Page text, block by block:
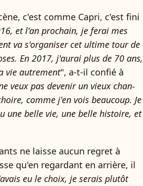
c'est comme Capri, c'est fini
et l'an prochain, je ferai mes
va s'organiser cet ultime tour de
En 2017, j'aurai plus de 70 ans,
vie autrement", a-t-il confié à
veux pas deve­nir un vieux chan­
comme j'en vois beau­coup. Je
une belle vie, une belle histoire, et
ne laisse aucun regret à
qu'en regardant en arrière, il
eu le choix, je serais plutôt